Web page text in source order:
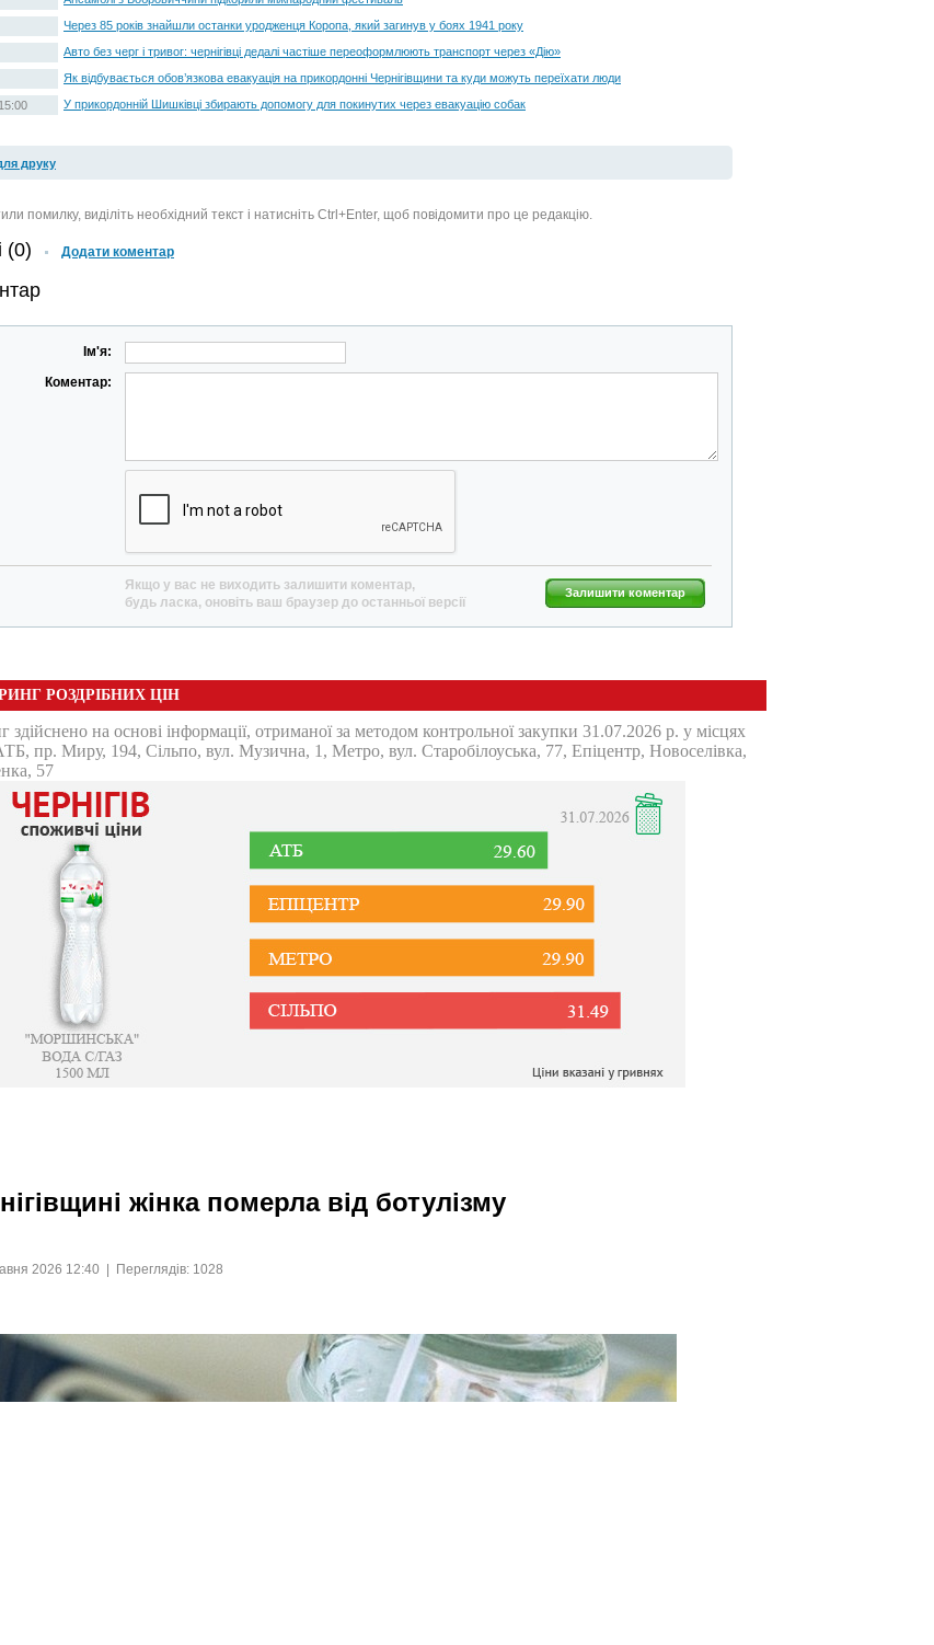
Через 85 років знайшли останки уродженця Коропа, який загинув у боях 1941 року
Авто без черг і тривог: чернігівці дедалі частіше переоформлюють транспорт через «Дію»
Як відбувається обов’язкова евакуація на прикордонні Чернігівщини та куди можуть переїхати люди
У прикордонній Шишківці збирають допомогу для покинутих через евакуацію собак
друку
помилку, виділіть необхідний текст і натисніть Ctrl+Enter, щоб повідомити про це редакцію.
(0) Додати коментар
Ім'я:
Коментар:
Залишити коментар
Якщо у вас не виходить залишити коментар,
будь ласка, оновіть ваш браузер до останньої версії
жінка померла від ботулізму
2026 12:40 | Переглядів: 1028